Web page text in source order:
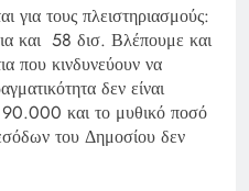
για τους πλειστηριασμούς:
και 58 δισ. Βλέπουμε και
που κινδυνεύουν να
δεν είναι
και το μυθικό ποσό
του Δημοσίου δεν